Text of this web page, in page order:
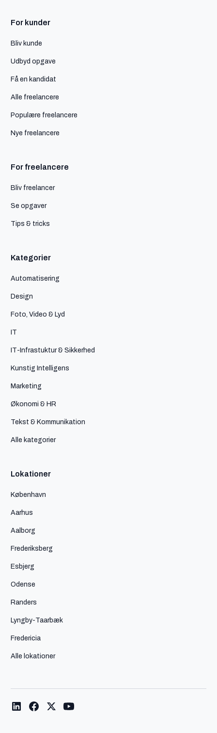
For kunder
Bliv kunde
Udbyd opgave
Få en kandidat
Alle freelancere
Populære freelancere
Nye freelancere
For freelancere
Bliv freelancer
Se opgaver
Tips & tricks
Kategorier
Automatisering
Design
Foto, Video & Lyd
IT
IT-Infrastuktur & Sikkerhed
Kunstig Intelligens
Marketing
Økonomi & HR
Tekst & Kommunikation
Alle kategorier
Lokationer
København
Aarhus
Aalborg
Frederiksberg
Esbjerg
Odense
Randers
Lyngby-Taarbæk
Fredericia
Alle lokationer